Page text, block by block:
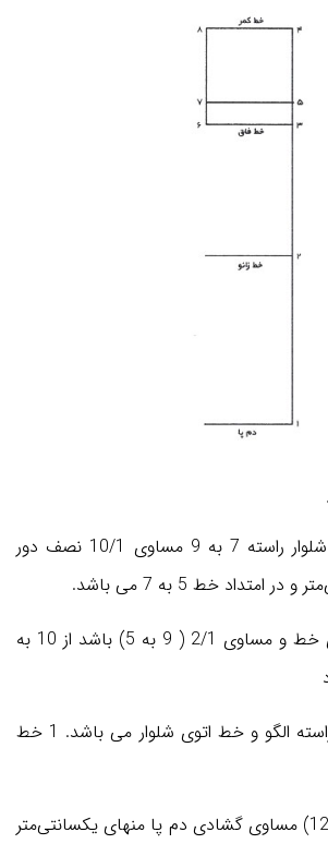
در ادامه رسم الگوی شلوار راسته 7 به 9 مساوی 10/1 نصف دور
خط 5 به 7 می باشد.
9 به 10 برگشت روی خط و مساوی 2/1 ( 9 به 5) باشد از 10 به
می کنیم. این خط راسته الگو و خط اتوی شلوار می باشد. 1 خط
(13 به 12) =(14 به 12) مساوی گشادی دم پا منهای یکسانتی‌متر